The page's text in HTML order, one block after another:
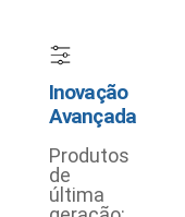
Inovação
Avançada
Produtos
de
última